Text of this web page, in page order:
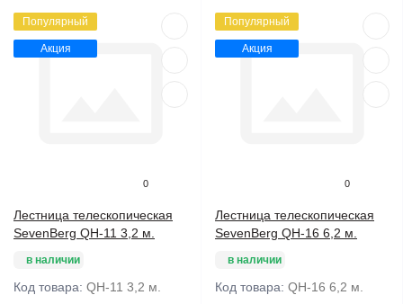
Популярный
Акция
0
Лестница телескопическая
SevenBerg QH-11 3,2 м.
в наличии
Код товара: QH-11 3,2 м.
Популярный
Акция
0
Лестница телескопическая
SevenBerg QH-16 6,2 м.
в наличии
Код товара: QH-16 6,2 м.